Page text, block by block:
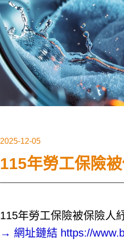
2025-12-05
115年勞工保險
115年勞工保險被保險人
→ 網址鏈結 https://